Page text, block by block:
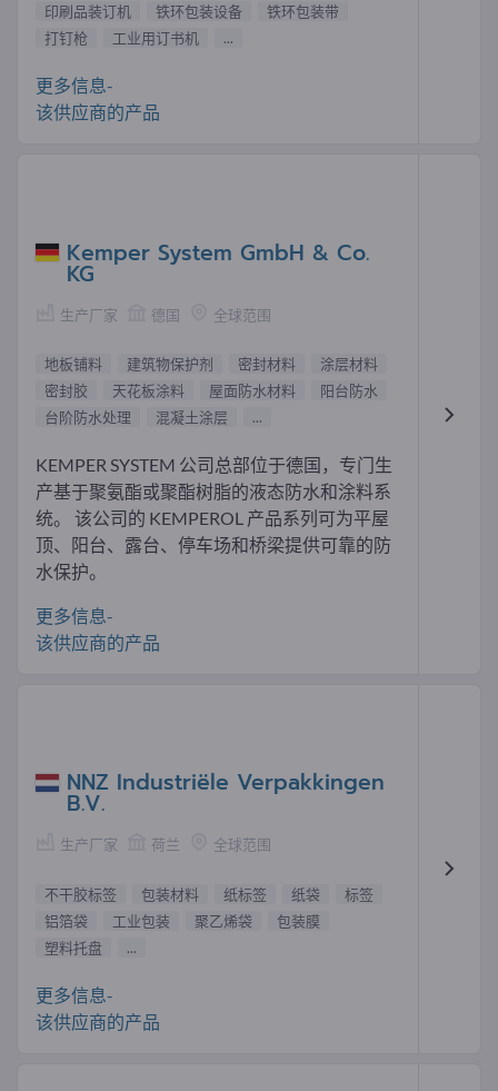
印刷品装订机 铁环包装设备
铁环包装带
打钉枪
工业用订书机 ...
更多信息-
该供应商的产品
Kemper System GmbH & Co.
KG
生产厂家 德国 全球范围
地板铺料 建筑物保护剂 密封材料
涂层材料
密封胶
天花板涂料 屋面防水材料
阳台防水
台阶防水处理
混凝土涂层 ...
KEMPER SYSTEM 公司总部位于德国，专门生
产基于聚氨酯或聚酯树脂的液态防水和涂料系
统。 该公司的 KEMPEROL 产品系列可为平屋
顶、阳台、露台、停车场和桥梁提供可靠的防
水保护。
更多信息-
该供应商的产品
NNZ Industriële Verpakkingen
B.V.
生产厂家 荷兰 全球范围
不干胶标签 包装材料 纸标签 纸袋
标签
铝箔袋
工业包装 聚乙烯袋
包装膜
塑料托盘
...
更多信息-
该供应商的产品